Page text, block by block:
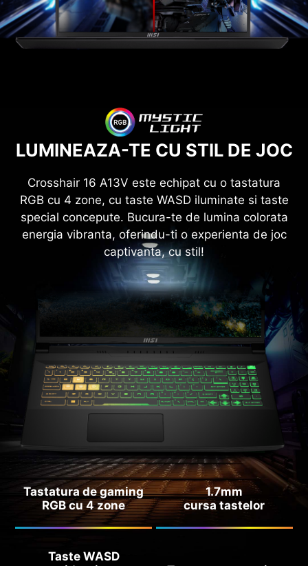
Crosshair 16 A13V este echipat cu o tastatura
RGB cu 4 zone, cu taste WASD iluminate si taste
special concepute. Bucura-te de lumina colorata
energia vibranta, oferindu-ti o experienta de joc
captivanta, cu stil!
RGB cu 4 zone
cursa tastelor
Taste WASD
evidentiate
Construit pentru
Tastatura numerica
in dotare